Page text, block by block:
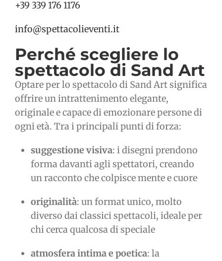
+39 339 176 1176
info@spettacolieventi.it
Perché scegliere lo
spettacolo di Sand Art
Optare per lo spettacolo di Sand Art significa
offrire un intrattenimento elegante,
originale e capace di emozionare persone di
ogni età. Tra i principali punti di forza:
suggestione visiva: i disegni prendono
forma davanti agli spettatori, creando
un racconto che colpisce mente e cuore
originalità: un format unico, molto
diverso dai classici spettacoli, ideale per
chi cerca qualcosa di speciale
atmosfera intima e poetica: la